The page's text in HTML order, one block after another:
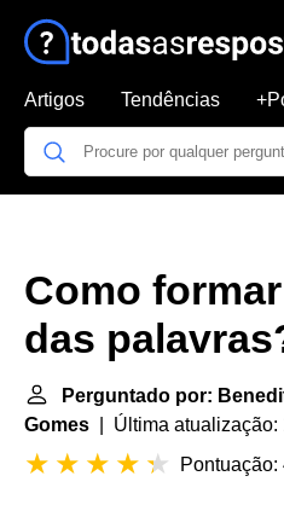
Artigos Tendências
Como
das
Perguntado por:
Gomes | Última atualização:
Pontuação: